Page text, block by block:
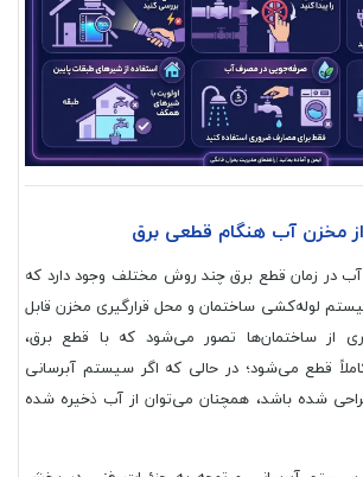
مخزن آب هنگام قطعی برق
آب در زمان قطع برق چند روش مختلف وجود دارد که
لوله‌کشی ساختمان و محل قرارگیری مخزن قابل
از ساختمان‌ها تصور می‌شود که با قطع برق،
قطع می‌شود؛ در حالی که اگر سیستم آبرسانی
شده باشد، همچنان می‌توان از آب ذخیره شده